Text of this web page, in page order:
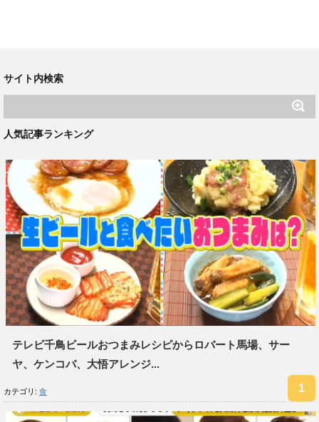
サイト内検索
人気記事ランキング
テレビ千鳥ビールおつまみレシピからロバート馬場、サー
ヤ、ケンコバ、大悟アレンジ...
カテゴリ: 食